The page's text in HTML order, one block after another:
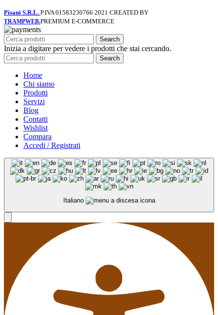
Pisani S.R.L. P.IVA 01583230766 2021 CREATED BY
TRAMPWEB.PREMIUM E-COMMERCE
Search
Inizia a digitare per vedere i prodotti che stai cercando.
Search
Home
Chi siamo
Prodotti
Servizi
Blog
Contatti
Wishlist
Compara
Accedi / Registrati
Italiano